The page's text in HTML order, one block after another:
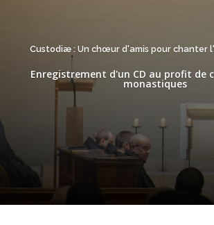
Custodiæ : Un chœur d'amis pour chanter
Enregistrement d'un CD au profit de
monastiques